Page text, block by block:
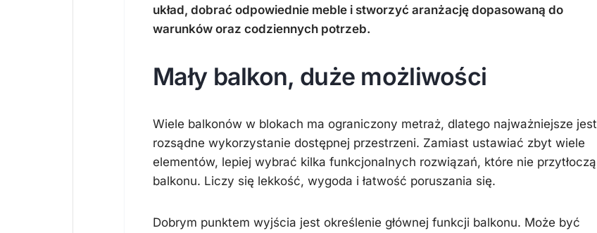
układ, dobrać odpowiednie meble i stworzyć aranżację dopasowaną do
warunków oraz codziennych potrzeb.
Mały balkon, duże możliwości
Wiele balkonów w blokach ma ograniczony metraż, dlatego najważniejsze jest
rozsądne wykorzystanie dostępnej przestrzeni. Zamiast ustawiać zbyt wiele
elementów, lepiej wybrać kilka funkcjonalnych rozwiązań, które nie przytłoczą
balkonu. Liczy się lekkość, wygoda i łatwość poruszania się.
Dobrym punktem wyjścia jest określenie głównej funkcji balkonu. Może być